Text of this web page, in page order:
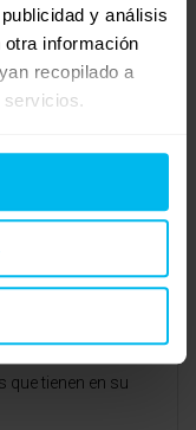
y análisis
información
recopilado a
servicios.
además de ser
ventilación de las
del tratamiento
durante el
material
del aire,
tienen en su